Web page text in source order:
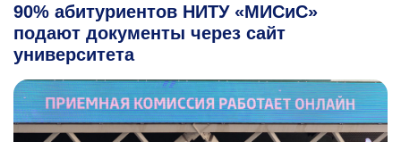
90% абитуриентов НИТУ «МИСиС»
подают документы через сайт
университета